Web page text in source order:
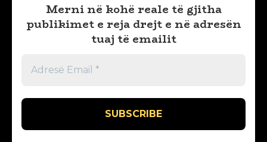
Merni në kohë reale të gjitha
publikimet e reja drejt e në adresën
tuaj të emailit